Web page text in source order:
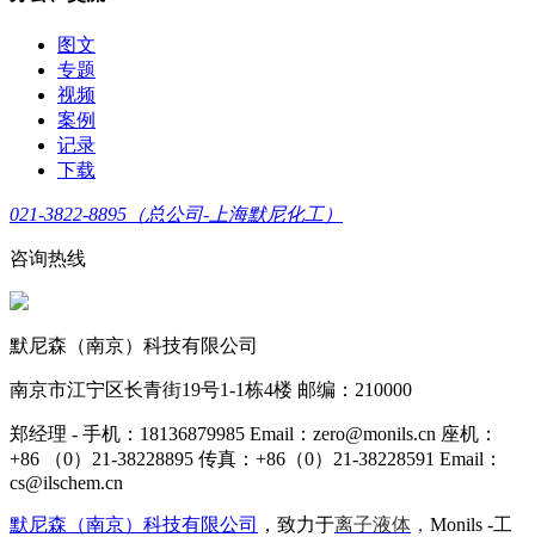
图文
专题
视频
案例
记录
下载
021-3822-8895（总公司-上海默尼化工）
咨询热线
默尼森（南京）科技有限公司
南京市江宁区长青街19号1-1栋4楼 邮编：210000
郑经理 - 手机：18136879985 Email：zero@monils.cn 座机：
+86 （0）21-38228895 传真：+86（0）21-38228591 Email：
cs@ilschem.cn
默尼森（南京）科技有限公司 ，致力于离子液体 ， Monils -工